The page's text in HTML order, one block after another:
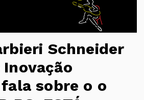
Schneider
sobre o o